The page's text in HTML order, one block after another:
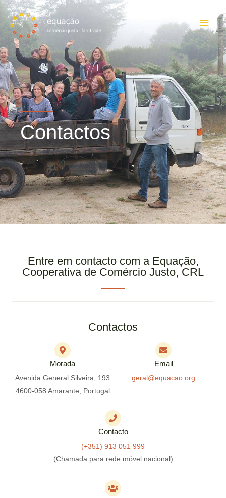
Contactos
Entre em contacto com a Equação,
Cooperativa de Comércio Justo, CRL
Contactos
Morada
Avenida General Silveira, 193
4600-058 Amarante, Portugal
Email
geral@equacao.org
Contacto
(+351) 913 051 999
(Chamada para rede móvel nacional)